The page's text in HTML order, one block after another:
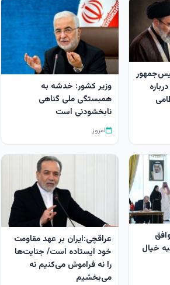
وزیر کشور: خدشه به
همبستگی ملی گناهی
نابخشودنی است
امروز
خیال
عراقچی:ایران بر عهد مقاومت
خود ایستاده است/ جنایت‌ها
را نه فراموش می‌کنیم نه
می‌بخشیم